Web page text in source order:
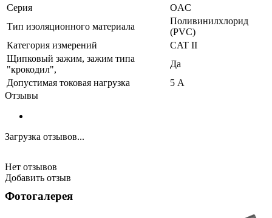
Серия
OAC
Тип изоляционного материала
Поливинилхлорид
(PVC)
Категория измерений
CAT II
Щипковый зажим, зажим типа
"крокодил",
Да
Допустимая токовая нагрузка
5 А
Отзывы
Загрузка отзывов...
Нет отзывов
Добавить отзыв
Фотогалерея